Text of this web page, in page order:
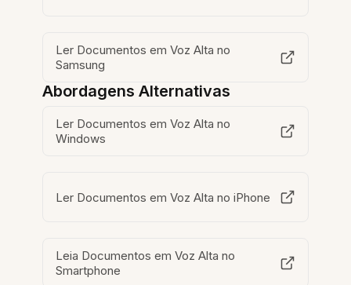
Ler Documentos em Voz Alta no
Samsung
Abordagens Alternativas
Ler Documentos em Voz Alta no
Windows
Ler Documentos em Voz Alta no iPhone
Leia Documentos em Voz Alta no
Smartphone